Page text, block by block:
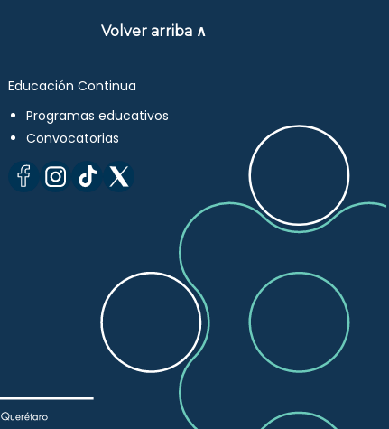
Volver arriba ∧
Educación Continua
Programas educativos
Convocatorias